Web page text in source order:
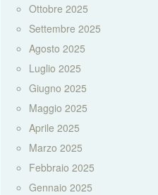
Ottobre 2025
Settembre 2025
Agosto 2025
Luglio 2025
Giugno 2025
Maggio 2025
Aprile 2025
Marzo 2025
Febbraio 2025
Gennaio 2025